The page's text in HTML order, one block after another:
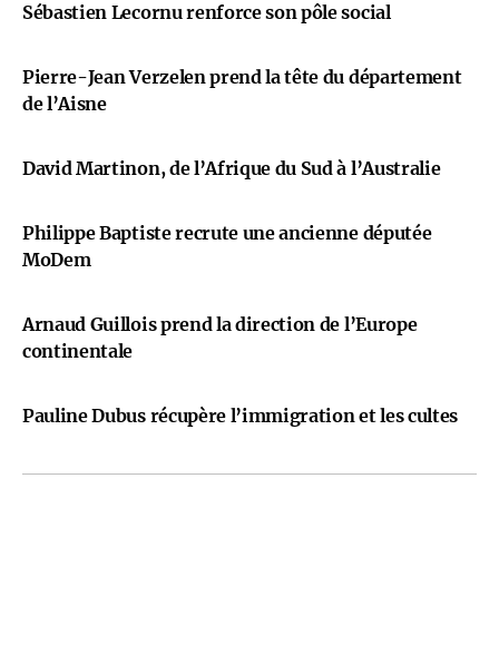
Sébastien Lecornu renforce son pôle social
Pierre-Jean Verzelen prend la tête du département
de l’Aisne
David Martinon, de l’Afrique du Sud à l’Australie
Philippe Baptiste recrute une ancienne députée
MoDem
Arnaud Guillois prend la direction de l’Europe
continentale
Pauline Dubus récupère l’immigration et les cultes